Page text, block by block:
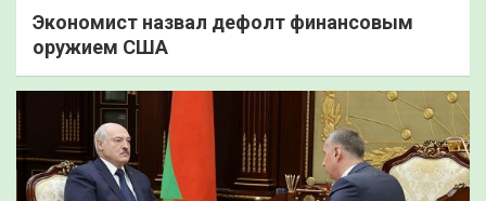
Экономист назвал дефолт финансовым
оружием США